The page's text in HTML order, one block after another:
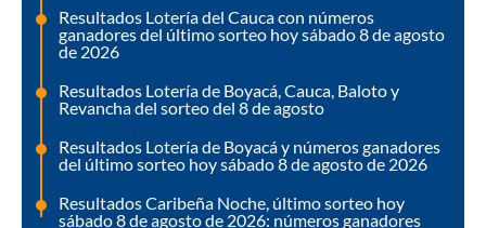
Resultados Lotería del Cauca con números
ganadores del último sorteo hoy sábado 8 de agosto
de 2026
Resultados Lotería de Boyacá, Cauca, Baloto y
Revancha del sorteo del 8 de agosto
Resultados Lotería de Boyacá y números ganadores
del último sorteo hoy sábado 8 de agosto de 2026
Resultados Caribeña Noche, último sorteo hoy
sábado 8 de agosto de 2026: números ganadores